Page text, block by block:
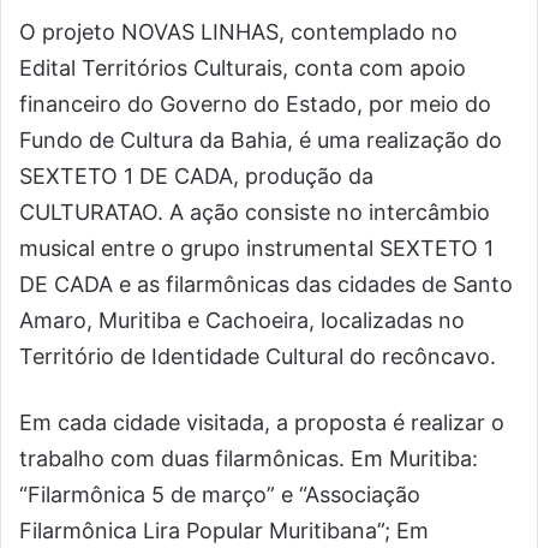
O projeto NOVAS LINHAS, contemplado no
Edital Territórios Culturais, conta com apoio
financeiro do Governo do Estado, por meio do
Fundo de Cultura da Bahia, é uma realização do
SEXTETO 1 DE CADA, produção da
CULTURATAO. A ação consiste no intercâmbio
musical entre o grupo instrumental SEXTETO 1
DE CADA e as filarmônicas das cidades de Santo
Amaro, Muritiba e Cachoeira, localizadas no
Território de Identidade Cultural do recôncavo.
Em cada cidade visitada, a proposta é realizar o
trabalho com duas filarmônicas. Em Muritiba:
“Filarmônica 5 de março” e “Associação
Filarmônica Lira Popular Muritibana”; Em